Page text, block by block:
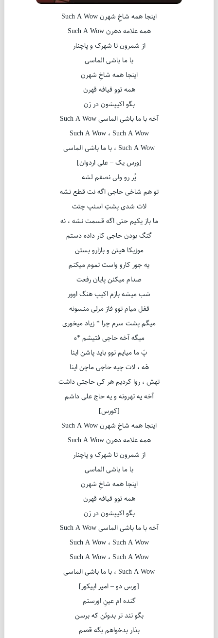
اینجا همه شاخِ شهرن Such A Wow
همه علامه دهرن Such A Wow
از شمرون تا شهرک و پاچنار
با ما باشی الماسی
اینجا همه شاخِ شهرن
همه توو قیافه قهرن
بگو اکیپشون در رَن
آخه با ما باشی الماسی Such A Wow
Such A Wow ، Such A Wow
Such A Wow ، با ما باشی الماسی
[ورس یک – علی اردوان]
پُر رو ولی نصفم لشه
تو هم شاخی حاجی اگه نت قطع نشه
لات شدی پشتِ اسنپ چتت
ما باز یکیم حتی اگه قسمت نشه ، نه
گنگ بودن حاجی کار داده دستم
موزیکا هیتن و بازارو بستن
یه جور کارو واست تموم میکنم
صدام میکنن پایان رفعت
شب میشه بازم اکیپ هنگ اوور
قفل میام توو فاز مرلی منسونه
میگم پشت سرم چرا * زیاد میخوری
میگه آخه حاجی فتیشم *ه
پَ ما میایم توو باید پاشن اینا
هَه ، لات چیه حاجی ماچن اینا
تهش ، روا کردیم هر کی حاجتی داشت
آخه یه تهرونه و یه حاج علی داشم
[کورس]
اینجا همه شاخِ شهرن Such A Wow
همه علامه دهرن Such A Wow
از شمرون تا شهرک و پاچنار
با ما باشی الماسی
اینجا همه شاخِ شهرن
همه توو قیافه قهرن
بگو اکیپشون در رَن
آخه با ما باشی الماسی Such A Wow
Such A Wow ، Such A Wow
Such A Wow ، Such A Wow
Such A Wow ، با ما باشی الماسی
[ورس دو – امیر اپیکور]
گنده ام عینِ اورستم
بگو تند تر بدوئن که برسن
بذار بدخواهم بگه قصم